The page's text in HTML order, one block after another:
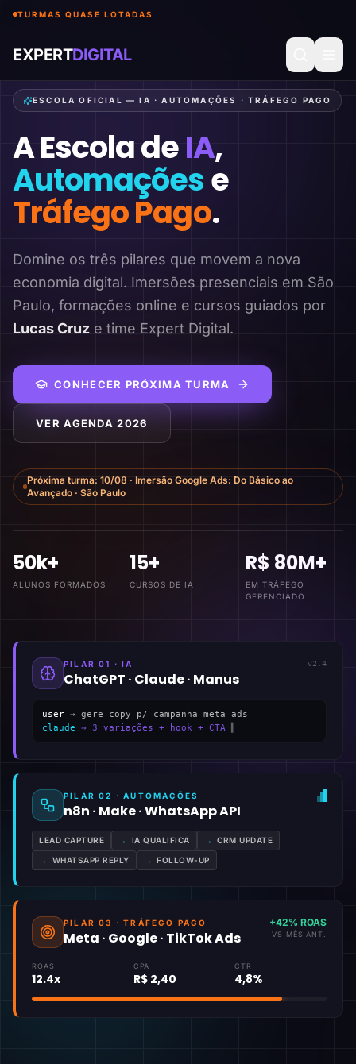
TURMAS QUASE LOTADAS
EXPERTDIGITAL
ESCOLA OFICIAL — IA · AUTOMAÇÕES · TRÁFEGO PAGO
A Escola deIA,
Automaçõese
Tráfego Pago.
Domine os três pilares que movem a nova
economia digital. Imersões presenciais em São
Paulo, formações online e cursos guiados por
Lucas Cruz e time Expert Digital.
CONHECER PRÓXIMA TURMA
VER AGENDA 2026
Próxima turma: 10/08 · Imersão Google Ads: Do Básico ao
Avançado · São Paulo
50k+
ALUNOS FORMADOS
15+
CURSOS DE IA
R$ 80M+
EM TRÁFEGO
GERENCIADO
PILAR 01 · IA
ChatGPT · Claude · Manus
v2.4
user → gere copy p/ campanha meta ads
claude → 3 variações + hook + CTA
PILAR 02 · AUTOMAÇÕES
n8n · Make · WhatsApp API
LEAD CAPTURE → IA QUALIFICA → CRM UPDATE
→ WHATSAPP REPLY → FOLLOW-UP
PILAR 03 · TRÁFEGO PAGO
Meta · Google · TikTok Ads
+42% ROAS
VS MÊS ANT.
ROAS
12.4x
CPA
R$ 2,40
CTR
4,8%